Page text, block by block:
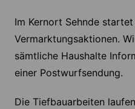
Im Kernort Sehnde
Vermarktungsaktionen.
sämtliche Haushalte
einer Postwurfsendung.
Die Tiefbauarbeiten